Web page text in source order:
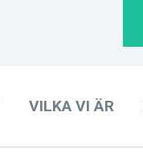
VILKA VI ÄR